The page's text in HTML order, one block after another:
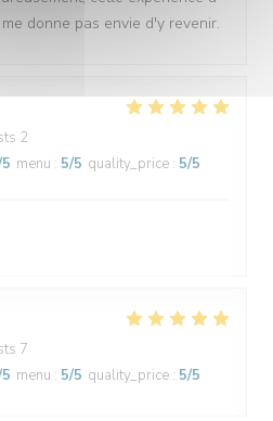
donne pas envie d'y revenir.
2
menu : 5/5 quality_price : 5/5
7
menu : 5/5 quality_price : 5/5